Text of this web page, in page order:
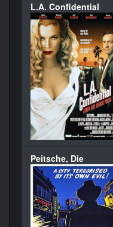
L.A. Confidential
Peitsche, Die